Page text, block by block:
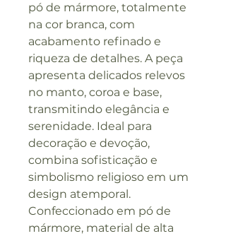
pó de mármore, totalmente
na cor branca, com
acabamento refinado e
riqueza de detalhes. A peça
apresenta delicados relevos
no manto, coroa e base,
transmitindo elegância e
serenidade. Ideal para
decoração e devoção,
combina sofisticação e
simbolismo religioso em um
design atemporal.
Confeccionado em pó de
mármore, material de alta